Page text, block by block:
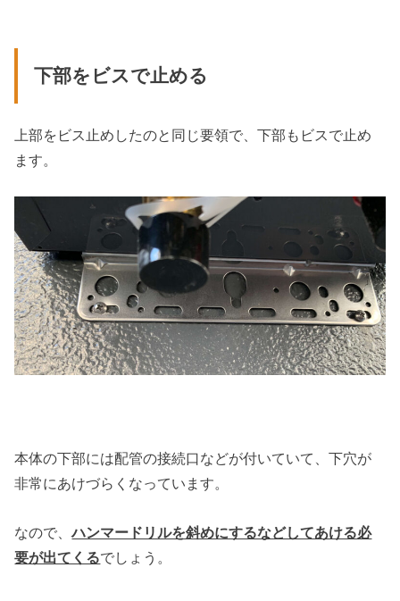
下部をビスで止める
上部をビス止めしたのと同じ要領で、下部もビスで止め
ます。
本体の下部には配管の接続口などが付いていて、下穴が
非常にあけづらくなっています。
なので、ハンマードリルを斜めにするなどしてあける必
要が出てくるでしょう。